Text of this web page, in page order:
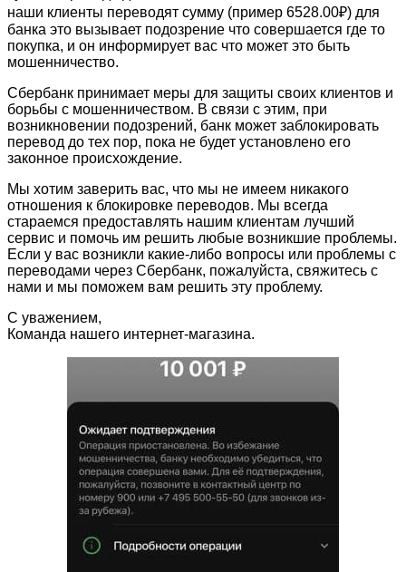
наши клиенты переводят сумму (пример 6528.00₽) для
банка это вызывает подозрение что совершается где то
покупка, и он информирует вас что может это быть
мошенничество.
Сбербанк принимает меры для защиты своих клиентов и
борьбы с мошенничеством. В связи с этим, при
возникновении подозрений, банк может заблокировать
перевод до тех пор, пока не будет установлено его
законное происхождение.
Мы хотим заверить вас, что мы не имеем никакого
отношения к блокировке переводов. Мы всегда
стараемся предоставлять нашим клиентам лучший
сервис и помочь им решить любые возникшие проблемы.
Если у вас возникли какие-либо вопросы или проблемы с
переводами через Сбербанк, пожалуйста, свяжитесь с
нами и мы поможем вам решить эту проблему.
С уважением,
Команда нашего интернет-магазина.